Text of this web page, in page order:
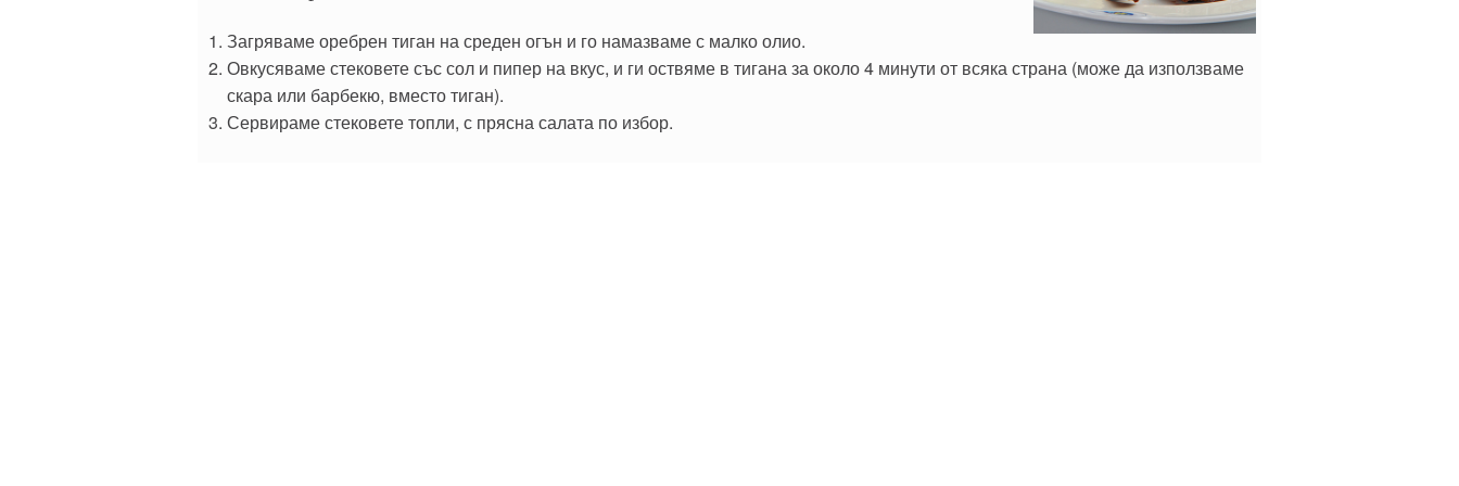
Загряваме оребрен тиган на среден огън и го намазваме с малко олио.
Овкусяваме стековете със сол и пипер на вкус, и ги оствяме в тигана за около 4 минути от всяка страна (може да използваме
скара или барбекю, вместо тиган).
Сервираме стековете топли, с прясна салата по избор.